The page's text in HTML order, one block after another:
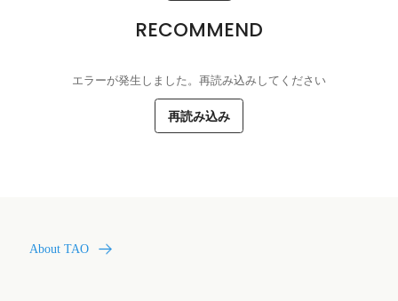
RECOMMEND
エラーが発生しました。再読み込みしてください
再読み込み
About TAO